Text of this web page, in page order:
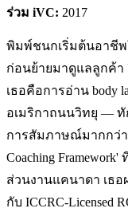
ร่วม iVC: 2017
พิมพ์ชนกเริ่มต้นอาชีพ
ก่อนย้ายมาดูแลลูกค้า
เธอคือการอ่าน body
อเมริกาถนนวิทยุ — ทั
การสัมภาษณ์มากกว่า
Coaching
ส่วนงานแคนาดา เธอ
กับ ICCRC-Licensed